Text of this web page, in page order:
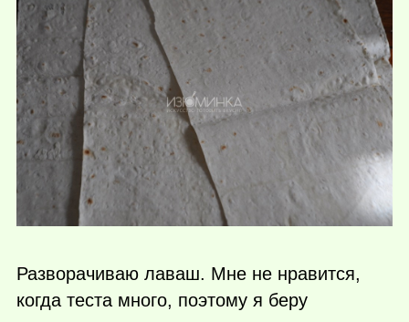
Разворачиваю лаваш. Мне не нравится,
когда теста много, поэтому я беру